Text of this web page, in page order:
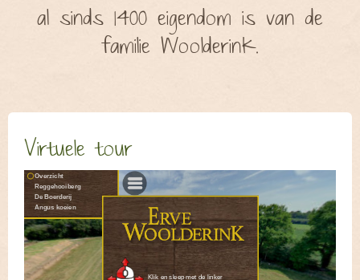
al sinds 1400 eigendom is van de
familie Woolderink.
Virtuele tour